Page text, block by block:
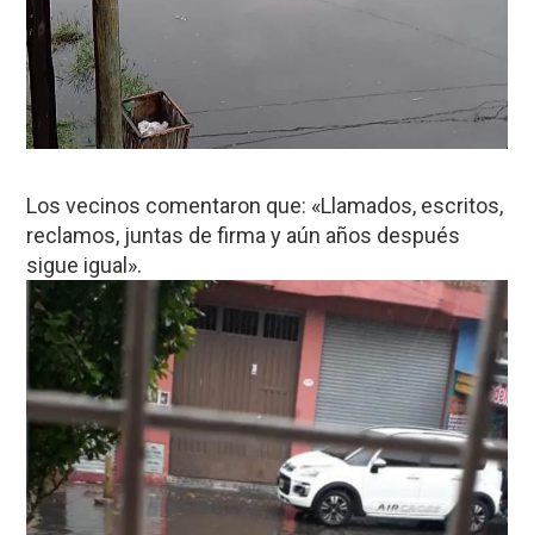
Los vecinos comentaron que: «Llamados, escritos,
reclamos, juntas de firma y aún años después
sigue igual».